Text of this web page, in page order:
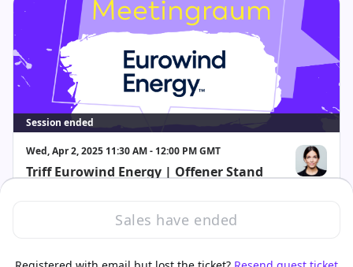
Sales have ended
Session ended
Wed, Apr 2, 2025 11:30 AM - 12:00 PM GMT
Triff Eurowind Energy | Offener Stand Rebecca